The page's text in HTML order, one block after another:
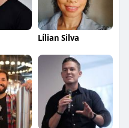
Lílian Silva